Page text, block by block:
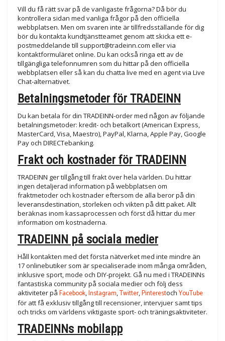
Vill du få rätt svar på de vanligaste frågorna? Då bör du
kontrollera sidan med vanliga frågor på den officiella
webbplatsen. Men om svaren inte är tillfredsställande för dig
bör du kontakta kundtjänstteamet genom att skicka ett e-
postmeddelande till support@tradeinn.com eller via
kontaktformuläret online. Du kan också ringa ett av de
tillgängliga telefonnumren som du hittar på den officiella
webbplatsen eller så kan du chatta live med en agent via Live
Chat-alternativet.
Betalningsmetoder för TRADEINN
Du kan betala för din TRADEINN-order med någon av följande
betalningsmetoder: kredit- och betalkort (American Express,
MasterCard, Visa, Maestro), PayPal, Klarna, Apple Pay, Google
Pay och DIRECTebanking.
Frakt och kostnader för TRADEINN
TRADEINN ger tillgång till frakt över hela världen. Du hittar
ingen detaljerad information på webbplatsen om
fraktmetoder och kostnader eftersom de alla beror på din
leveransdestination, storleken och vikten på ditt paket. Allt
beräknas inom kassaprocessen och först då hittar du mer
information om kostnaderna.
TRADEINN på sociala medier
Håll kontakten med det första nätverket med inte mindre än
17 onlinebutiker som är specialiserade inom många områden,
inklusive sport, mode och DIY-projekt. Gå nu med i TRADEINNs
fantastiska community på sociala medier och följ dess
aktiviteter på Facebook,Instagram,Twitter,Pinterestoch YouTube
för att få exklusiv tillgång till recensioner, intervjuer samt tips
och tricks om världens viktigaste sport- och träningsaktiviteter.
TRADEINNs mobilapp